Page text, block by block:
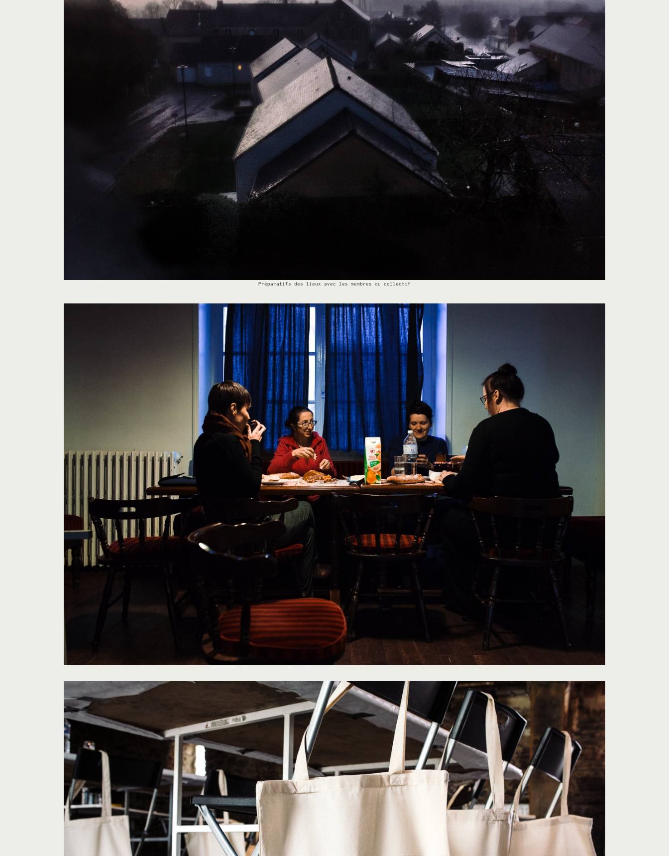
Préparatifs des lieux avec les membres du collectif